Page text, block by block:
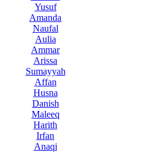
Yusuf
Amanda
Naufal
Aulia
Ammar
Arissa
Sumayyah
Affan
Husna
Danish
Maleeq
Harith
Irfan
Anaqi